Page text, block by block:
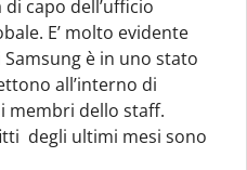
capo dell’ufficio
E’ molto evidente
Samsung è in uno stato
all’interno di
membri dello staff.
degli ultimi mesi sono